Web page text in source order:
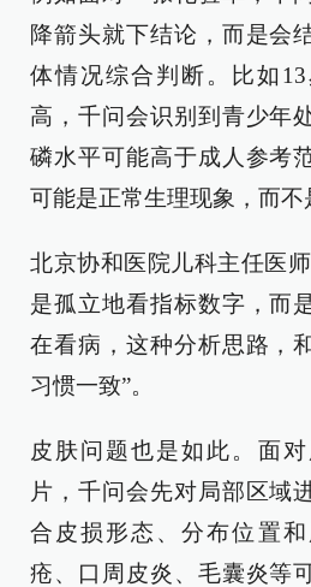
降箭头就下结论，而是会
体情况综合判断。比如
高，千问会识别到青少年
磷水平可能高于成人参考
可能是正常生理现象，而不
北京协和医院儿科主任医
是孤立地看指标数字，而
在看病，这种分析思路，
习惯一致”。
皮肤问题也是如此。面
片，千问会先对局部区域
合皮损形态、分布位置
疮、口周皮炎、毛囊炎等